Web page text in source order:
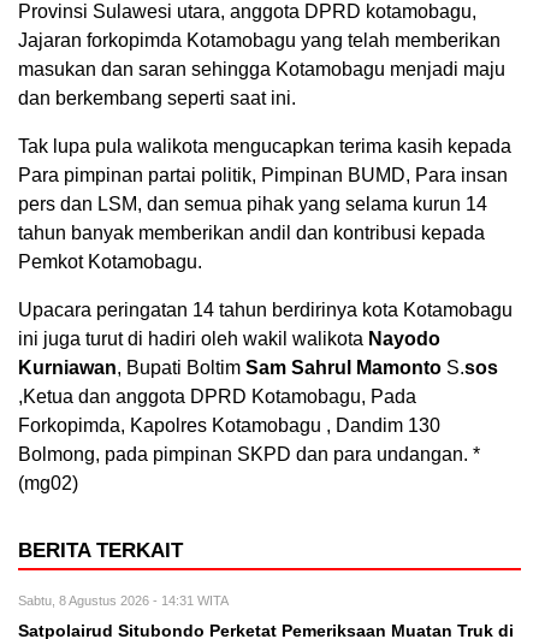
Provinsi Sulawesi utara, anggota DPRD kotamobagu,
Jajaran forkopimda Kotamobagu yang telah memberikan
masukan dan saran sehingga Kotamobagu menjadi maju
dan berkembang seperti saat ini.
Tak lupa pula walikota mengucapkan terima kasih kepada
Para pimpinan partai politik, Pimpinan BUMD, Para insan
pers dan LSM, dan semua pihak yang selama kurun 14
tahun banyak memberikan andil dan kontribusi kepada
Pemkot Kotamobagu.
Upacara peringatan 14 tahun berdirinya kota Kotamobagu
ini juga turut di hadiri oleh wakil walikota Nayodo
Kurniawan, Bupati Boltim Sam Sahrul Mamonto S.sos
,Ketua dan anggota DPRD Kotamobagu, Pada
Forkopimda, Kapolres Kotamobagu , Dandim 130
Bolmong, pada pimpinan SKPD dan para undangan. *
(mg02)
BERITA TERKAIT
Sabtu, 8 Agustus 2026 - 14:31 WITA
Satpolairud Situbondo Perketat Pemeriksaan Muatan Truk di